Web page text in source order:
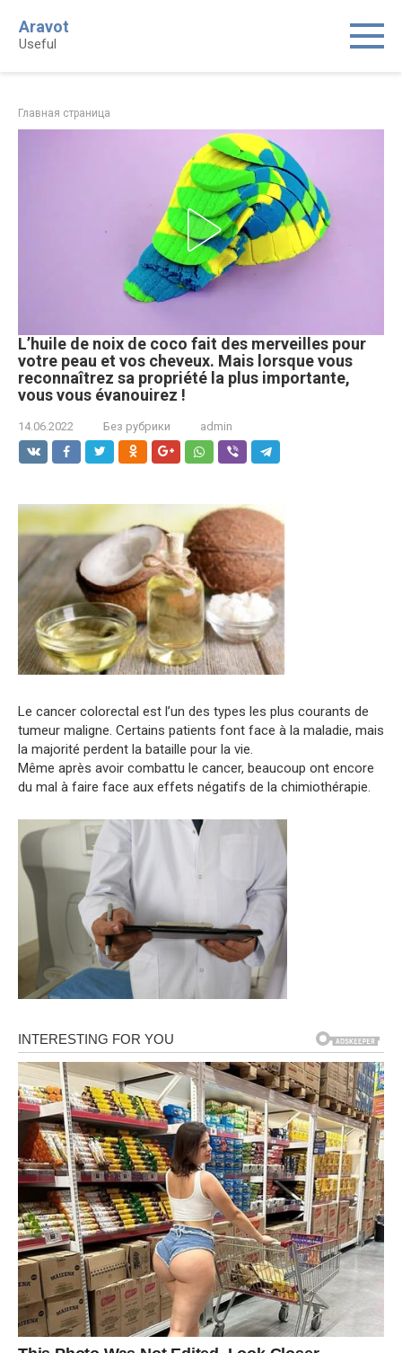
content
Aravot
Useful
Главная страница
L’huile de noix de coco fait des merveilles pour
votre peau et vos cheveux. Mais lorsque vous
reconnaîtrez sa propriété la plus importante,
vous vous évanouirez !
14.06.2022 Без рубрики admin
Le cancer colorectal est l’un des types les plus courants de
tumeur maligne. Certains patients font face à la maladie, mais
la majorité perdent la bataille pour la vie.
Même après avoir combattu le cancer, beaucoup ont encore
du mal à faire face aux effets négatifs de la chimiothérapie.